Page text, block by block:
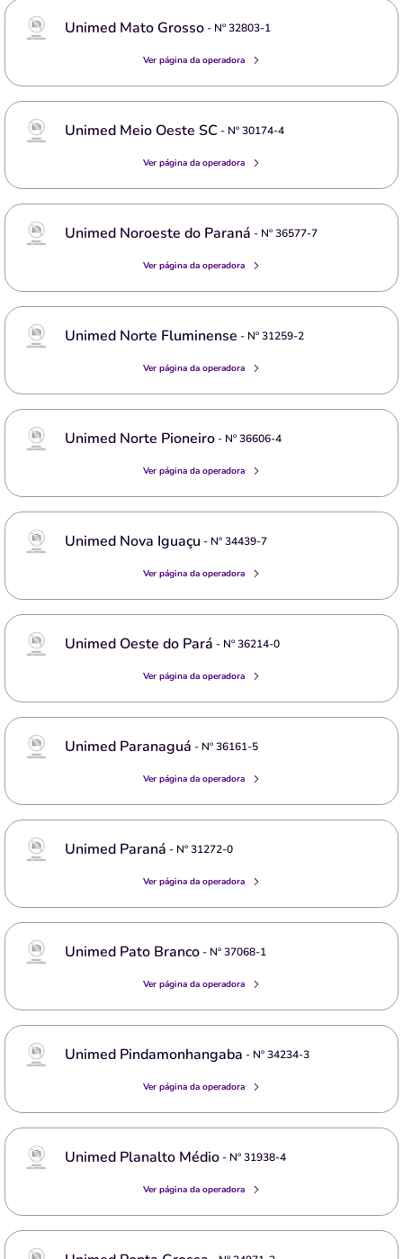
Unimed Mato Grosso- Nº32803-1
Ver página da operadora
Unimed Meio Oeste SC - Nº30174-4
Ver página da operadora
Unimed Noroeste do Paraná - Nº36577-7
Ver página da operadora
Unimed Norte Fluminense - Nº31259-2
Ver página da operadora
Unimed Norte Pioneiro- Nº36606-4
Ver página da operadora
Unimed Nova Iguaçu - Nº34439-7
Ver página da operadora
Unimed Oeste do Pará - Nº36214-0
Ver página da operadora
Unimed Paranaguá - Nº36161-5
Ver página da operadora
Unimed Paraná - Nº31272-0
Ver página da operadora
Unimed Pato Branco- Nº37068-1
Ver página da operadora
Unimed Pindamonhangaba - Nº34234-3
Ver página da operadora
Unimed Planalto Médio- Nº31938-4
Ver página da operadora